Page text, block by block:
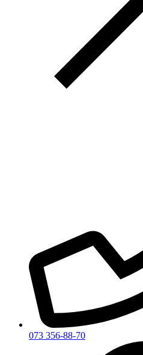
073 356-88-70